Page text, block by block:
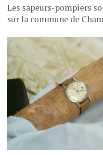
Les sapeurs-pompiers
sur la commune de